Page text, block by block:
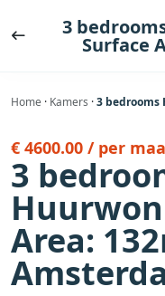
naar
3
Surface
Home · Kamers ·3 bedrooms
€ 4600.00 / per
3
Area: